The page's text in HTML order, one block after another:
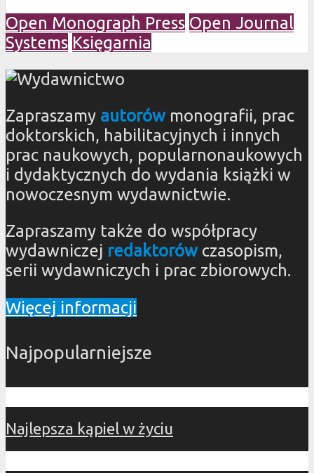
Open Monograph Press Open Journal
Systems Księgarnia
Zapraszamy autorówmonografii, prac
doktorskich, habilitacyjnych i innych
prac naukowych, popularnonaukowych
i dydaktycznych do wydania książki w
nowoczesnym wydawnictwie.
Zapraszamy także do współpracy
wydawniczej redaktorówczasopism,
serii wydawniczych i prac zbiorowych.
Więcej informacji
Najpopularniejsze
Najlepsza kąpiel w życiu